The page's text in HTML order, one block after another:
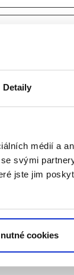
Detaily
médií a
svými
jste jim
cookies
Absicht ist,
für
Maximale
2 Jahre